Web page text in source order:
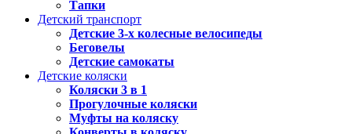
Тапки
Детский транспорт
Детские 3-х колесные велосипеды
Беговелы
Детские самокаты
Детские коляски
Коляски 3 в 1
Прогулочные коляски
Муфты на коляску